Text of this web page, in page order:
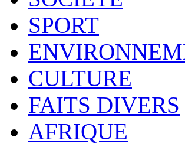
SPORT
CULTURE
FAITS DIVERS
AFRIQUE